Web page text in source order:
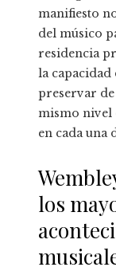
manifiesto
del músico
residencia
la
preservar
mismo nivel
en cada una
los